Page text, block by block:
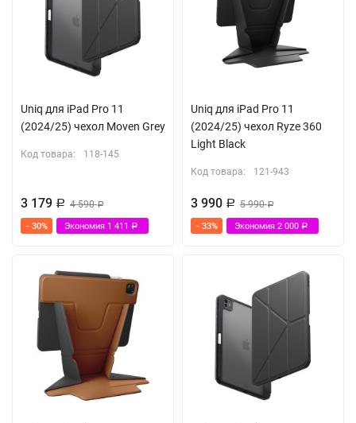
Uniq для iPad Pro 11
(2024/25) чехол Moven Grey
Код товара: 118-145
3 179 Р 4 590Р
- 30% Экономия 1 411 Р
Uniq для iPad Pro 11
(2024/25) чехол Ryze 360
Light Black
Код товара: 121-943
3 990 Р 5 990Р
- 33% Экономия 2 000 Р